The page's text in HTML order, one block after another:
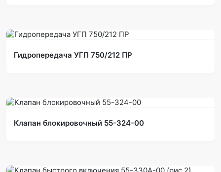
Гидропередача УГП 750/212 ПР
Клапан блокировочный 55-324-00